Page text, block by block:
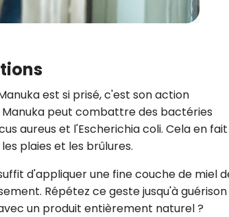
est si prisé, c'est son action
peut combattre des bactéries
aureus et l'Escherichia coli. Cela en
plaies et les brûlures.
d'appliquer une fine couche de miel
Répétez ce geste jusqu'à guérison
un produit entièrement naturel ?
recettes inédites de
Je consens à ce que la société
des courriels pour mesurer et
performances des campagnes.
pourrons savoir si vous ouvrez les
l'heure à laquelle vous le faites